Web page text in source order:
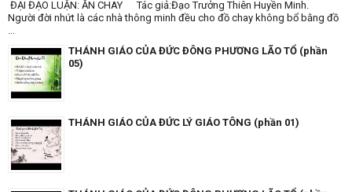
ĐẠI ĐẠO LUẬN: ĂN CHAY Tác giả:Đạo Trưởng Thiên Huyền Minh.
Người đời nhứt là các nhà thông minh đều cho đồ chay không bổ bằng đồ
...
THÁNH GIÁO CỦA ĐỨC ĐÔNG PHƯƠNG LÃO TỔ (phần
05)
THÁNH GIÁO CỦA ĐỨC LÝ GIÁO TÔNG (phần 01)